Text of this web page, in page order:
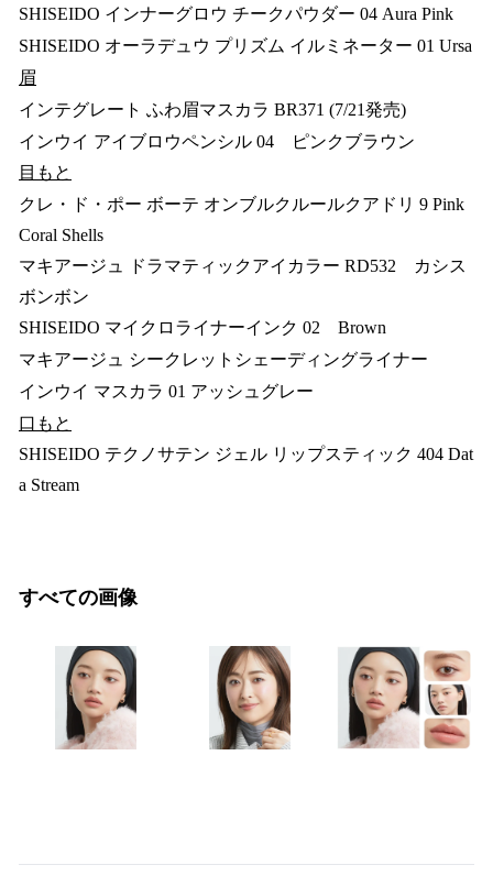
SHISEIDO インナーグロウ チークパウダー 04 Aura Pink
SHISEIDO オーラデュウ プリズム イルミネーター 01 Ursa
眉
インテグレート ふわ眉マスカラ BR371 (7/21発売)
インウイ アイブロウペンシル 04 ピンクブラウン
目もと
クレ・ド・ポー ボーテ オンブルクルールクアドリ 9 Pink
Coral Shells
マキアージュ ドラマティックアイカラー RD532 カシス
ボンボン
SHISEIDO マイクロライナーインク 02 Brown
マキアージュ シークレットシェーディングライナー
インウイ マスカラ 01 アッシュグレー
口もと
SHISEIDO テクノサテン ジェル リップスティック 404 Dat
a Stream
すべての画像